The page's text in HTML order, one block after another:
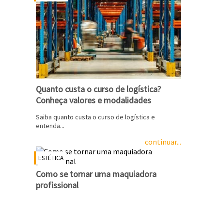
Quanto custa o curso de logística?
Conheça valores e modalidades
Saiba quanto custa o curso de logística e
entenda...
continuar...
ESTÉTICA
Como se tornar uma maquiadora
profissional